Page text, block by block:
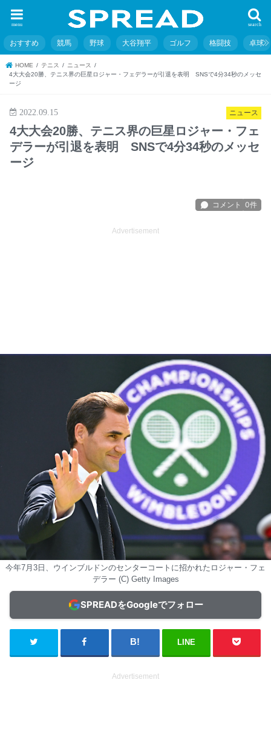
search
menu
おすすめ 競馬 野球 大谷翔平 ゴルフ 格闘技 卓球
HOME テニス
ニュース
4大大会20勝、テニス界の巨星ロジャー・フェデラーが引退を表明 SNSで4分34秒のメッセ
ージ
ニュース
2022.09.15
4大大会20勝、テニス界の巨星ロジャー・フェ
デラーが引退を表明 SNSで4分34秒のメッセ
ージ
Advertisement
今年7月3日、ウインブルドンのセンターコートに招かれたロジャー・フェ
デラー (C) Getty Images
SPREADをGoogleでフォロー
LINE
Advertisement